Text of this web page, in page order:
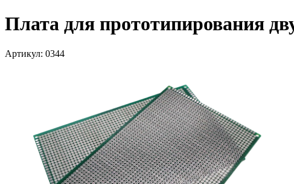
Плата для прототипирования
Артикул: 0344